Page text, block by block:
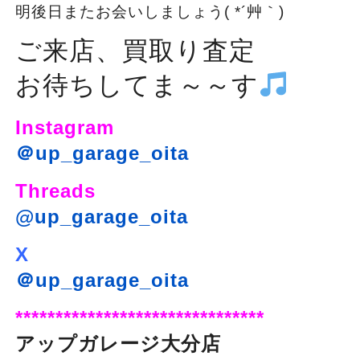
明後日またお会いしましょう( *´艸｀)
ご来店、買取り査定
お待ちしてま～～す
Instagram
＠up_garage_oita
Threads
@up_garage_oita
X
＠up_garage_oita
*******************************
アップガレージ大分店